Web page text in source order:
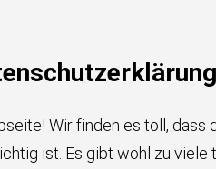
Wir finden es toll,
ist. Es gibt wohl zu